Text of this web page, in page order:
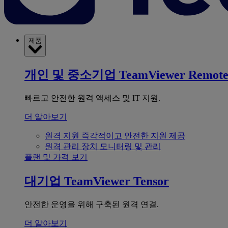
제품
개인 및 중소기업 TeamViewer Remote
빠르고 안전한 원격 액세스 및 IT 지원.
더 알아보기
원격 지원 즉각적이고 안전한 지원 제공
원격 관리 장치 모니터링 및 관리
플랜 및 가격 보기
대기업 TeamViewer Tensor
안전한 운영을 위해 구축된 원격 연결.
더 알아보기